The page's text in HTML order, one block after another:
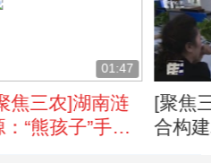
01:47
焦三农]湖南涟
：“熊孩子”手伸
[聚焦
合构